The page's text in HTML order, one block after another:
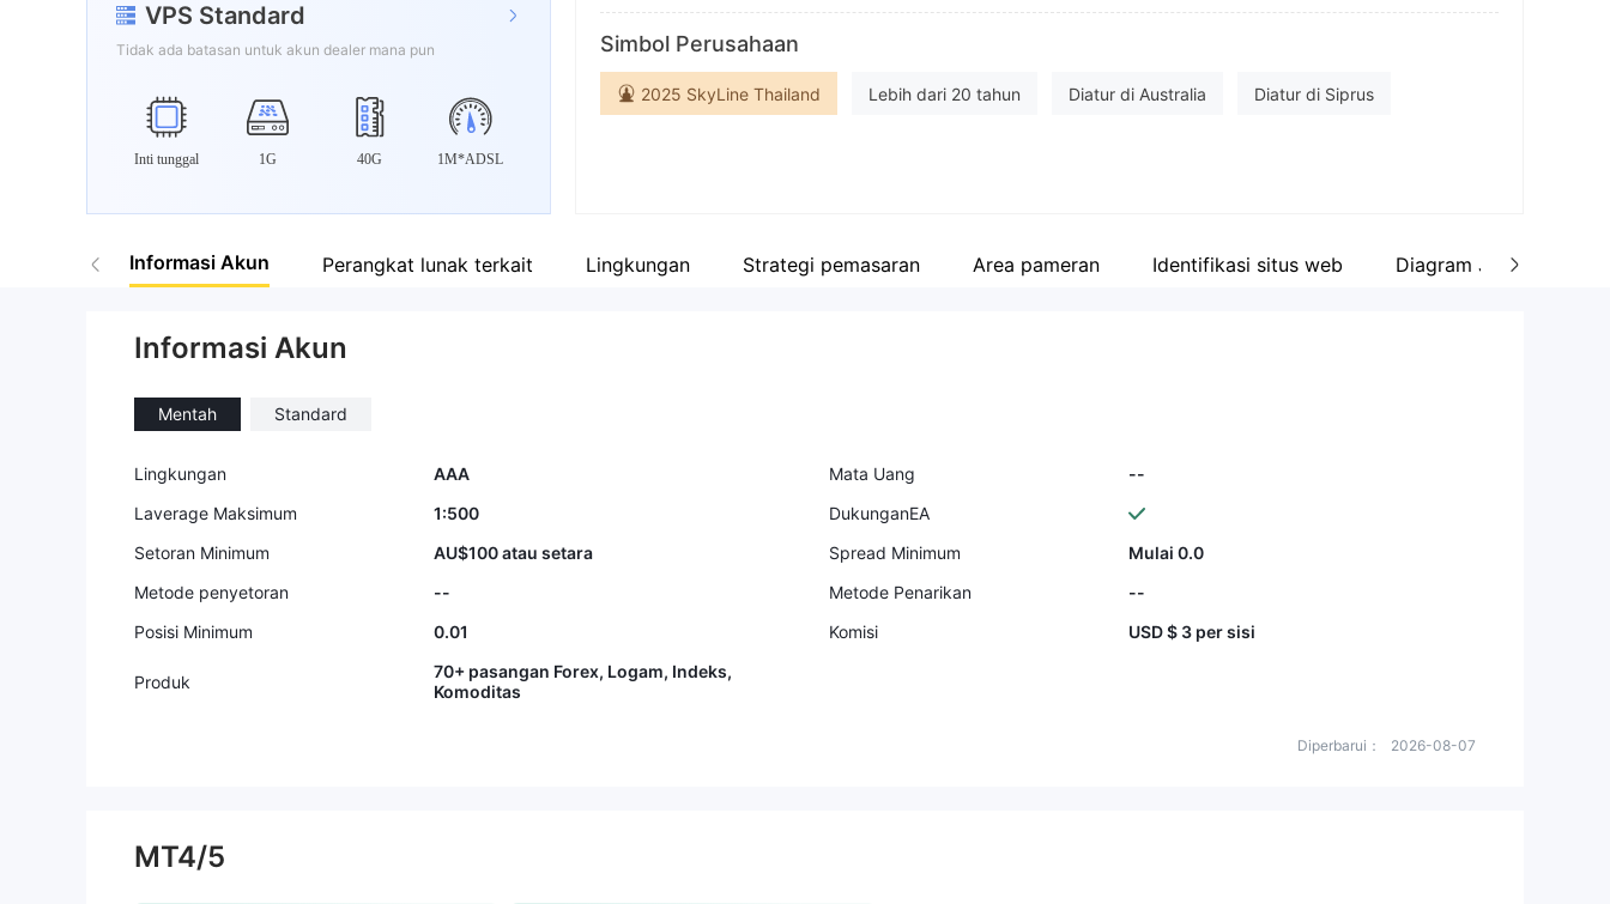
VPS Standard
Tidak ada batasan untuk akun dealer mana pun
Inti tunggal 1G 40G 1M*ADSL
Singkatan
fpmarkets
Karyawan perusahaan
--
Alamat perusahaan
Facebook
Simbol Perusahaan
2025 SkyLine Thailand Lebih dari 20 tahun Diatur di Australia Diatur di Siprus
Informasi Akun Perangkat lunak terkait Lingkungan Strategi pemasaran Area pameran Identifikasi situs web Diagram Jaringan
Informasi Akun
Mentah Standard
Lingkungan AAA Mata Uang
--
Laverage Maksimum
1:500
DukunganEA
Setoran Minimum
AU$100 atau setara Spread Minimum
Mulai 0.0
Metode penyetoran
-- Metode Penarikan
--
Posisi Minimum
0.01 Komisi USD $ 3 per sisi
Produk
70+ pasangan Forex, Logam, Indeks,
Komoditas
Diperbarui： 2026-08-07
MT4/5